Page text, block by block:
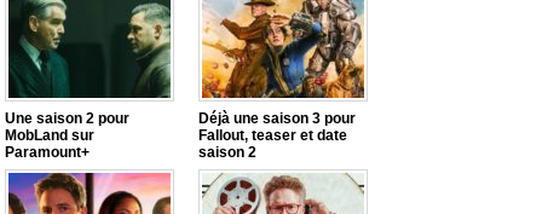
Une saison 2 pour
MobLand sur
Paramount+
Déjà une saison 3 pour
Fallout, teaser et date
saison 2